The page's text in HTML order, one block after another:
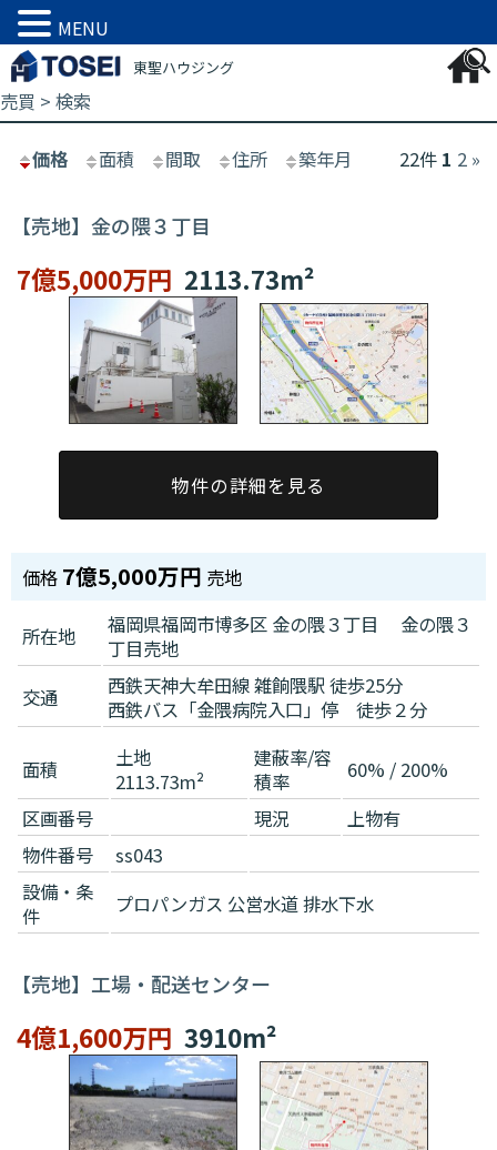
東聖ハウジング
売買 > 検索
価格 面積 間取 住所 築年月 22件 1 2 »
【売地】金の隈３丁目
7億5,000万円 2113.73m²
物件の詳細を見る
価格 7億5,000万円 売地
所在地
福岡県福岡市博多区 金の隈３丁目 金の隈３
丁目売地
交通
西鉄天神大牟田線 雑餉隈駅 徒歩25分
西鉄バス「金隈病院入口」停 徒歩２分
面積
土地
2113.73m²
建蔽率/容
積率
60% / 200%
区画番号
現況
上物有
物件番号
ss043
設備・条
件
プロパンガス 公営水道排水下水
【売地】工場・配送センター
4億1,600万円 3910m²
MENU